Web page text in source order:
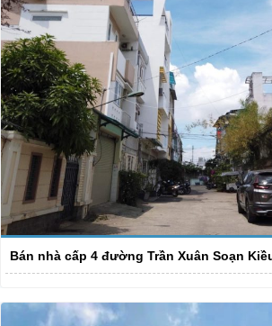
Bán nhà cấp 4 đường Trần Xuân Soạn